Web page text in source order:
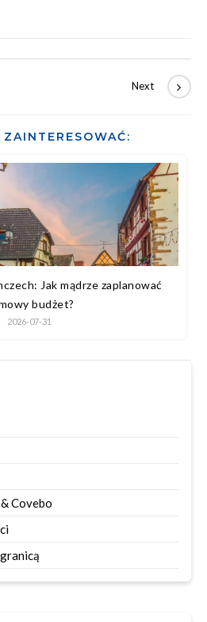
Jak mądrze zaplanować
budżet?
2026-07-31
Covebo